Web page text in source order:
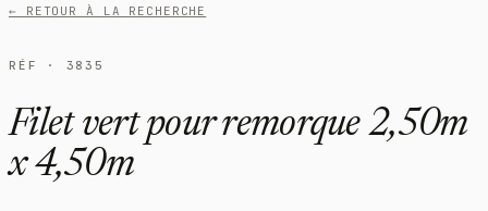
← RETOUR À LA RECHERCHE
RÉF · 3835
Filet vert pour remorque 2,50m
x 4,50m